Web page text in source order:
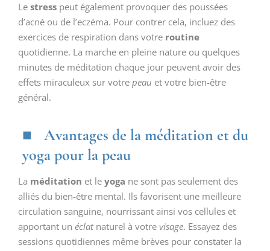
Le stress peut également provoquer des poussées
d’acné ou de l’eczéma. Pour contrer cela, incluez des
exercices de respiration dans votre routine
quotidienne. La marche en pleine nature ou quelques
minutes de méditation chaque jour peuvent avoir des
effets miraculeux sur votre peau et votre bien-être
général.
Avantages de la méditation et du
yoga pour la peau
La méditation et le yoga ne sont pas seulement des
alliés du bien-être mental. Ils favorisent une meilleure
circulation sanguine, nourrissant ainsi vos cellules et
apportant un éclatnaturel à votre visage. Essayez des
sessions quotidiennes même brèves pour constater la